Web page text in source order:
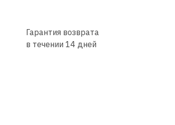
Гарантия возврата
в течении 14 дней